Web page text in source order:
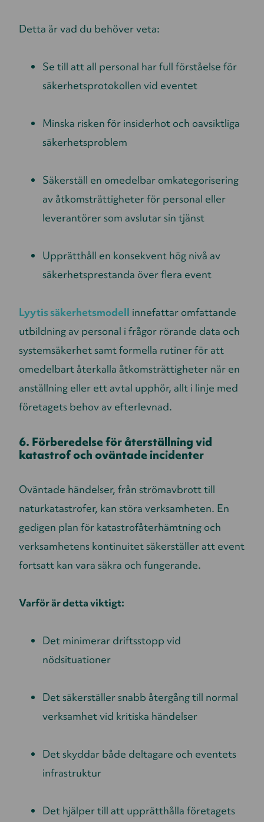
Detta är vad du behöver veta:
Se till att all personal har full förståelse för
säkerhetsprotokollen vid eventet
Minska risken för insiderhot och oavsiktliga
säkerhetsproblem
Säkerställ en omedelbar omkategorisering
av åtkomsträttigheter för personal eller
leverantörer som avslutar sin tjänst
Upprätthåll en konsekvent hög nivå av
säkerhetsprestanda över flera event
Lyytis säkerhetsmodell innefattar omfattande
utbildning av personal i frågor rörande data och
systemsäkerhet samt formella rutiner för att
omedelbart återkalla åtkomsträttigheter när en
anställning eller ett avtal upphör, allt i linje med
företagets behov av efterlevnad.
6. Förberedelse för återställning vid
katastrof och oväntade incidenter
Oväntade händelser, från strömavbrott till
naturkatastrofer, kan störa verksamheten. En
gedigen plan för katastrofåterhämtning och
verksamhetens kontinuitet säkerställer att event
fortsatt kan vara säkra och fungerande.
Varför är detta viktigt:
Det minimerar driftsstopp vid
nödsituationer
Det säkerställer snabb återgång till normal
verksamhet vid kritiska händelser
Det skyddar både deltagare och eventets
infrastruktur
Det hjälper till att upprätthålla företagets